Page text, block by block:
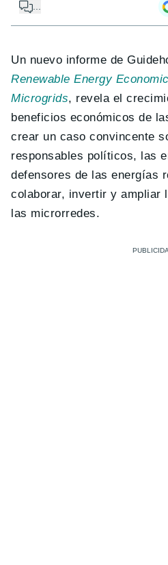
...
Un nuevo informe de
Renewable Energy
Microgrids, revela el
beneficios económicos de
crear un caso convincente
responsables políticos, las
defensores de las energías
colaborar, invertir y ampliar
las microrredes.